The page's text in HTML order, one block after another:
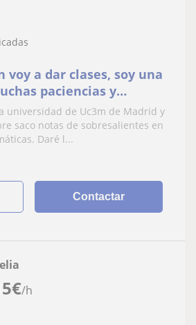
voy a dar clases, soy una
paciencias y
universidad de Uc3m de Madrid y
saco notas de sobresalientes en
Daré l...
Contactar
€/h